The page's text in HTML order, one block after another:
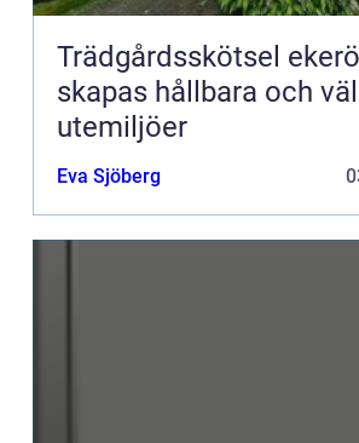
Trädgårdsskötsel ekerö så
skapas hållbara och
utemiljöer
Eva Sjöberg